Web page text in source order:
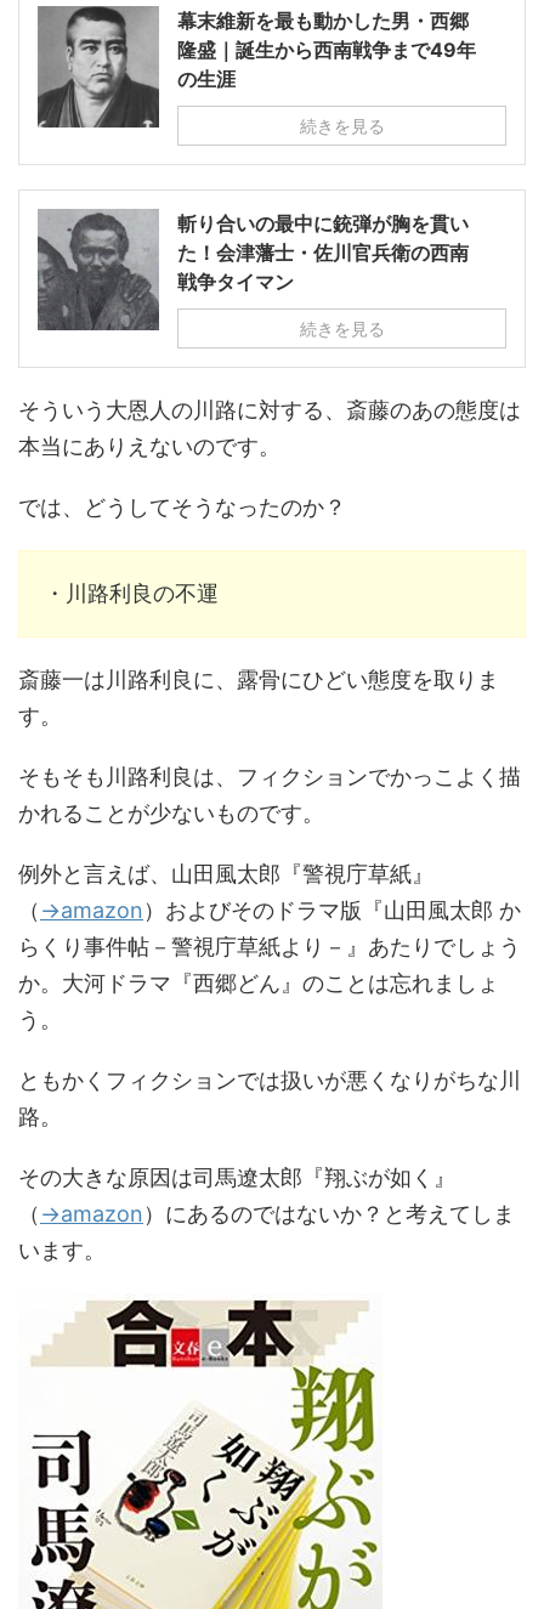
幕末維新を最も動かした男・西郷
隆盛｜誕生から西南戦争まで49年
の生涯
続きを見る
斬り合いの最中に銃弾が胸を貫い
た！会津藩士・佐川官兵衛の西南
戦争タイマン
続きを見る
そういう大恩人の川路に対する、斎藤のあの態度は
本当にありえないのです。
では、どうしてそうなったのか？
・川路利良の不運
斎藤一は川路利良に、露骨にひどい態度を取りま
す。
そもそも川路利良は、フィクションでかっこよく描
かれることが少ないものです。
例外と言えば、山田風太郎『警視庁草紙』
（ →amazon）およびそのドラマ版『山田風太郎 か
らくり事件帖－警視庁草紙より－』あたりでしょう
か。大河ドラマ『西郷どん』のことは忘れましょ
う。
ともかくフィクションでは扱いが悪くなりがちな川
路。
その大きな原因は司馬遼太郎『翔ぶが如く』
（ →amazon）にあるのではないか？と考えてしま
います。